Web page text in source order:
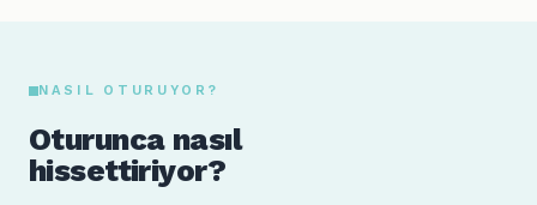
NASIL OTURUYOR?
Oturunca nasıl
hissettiriyor?